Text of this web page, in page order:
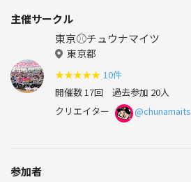
主催サークル
東京⚾︎チュウナマイツ
東京都
★★★★★ 10件
開催数 17回 過去参加 20人
クリエイター
@chunamaits
参加者